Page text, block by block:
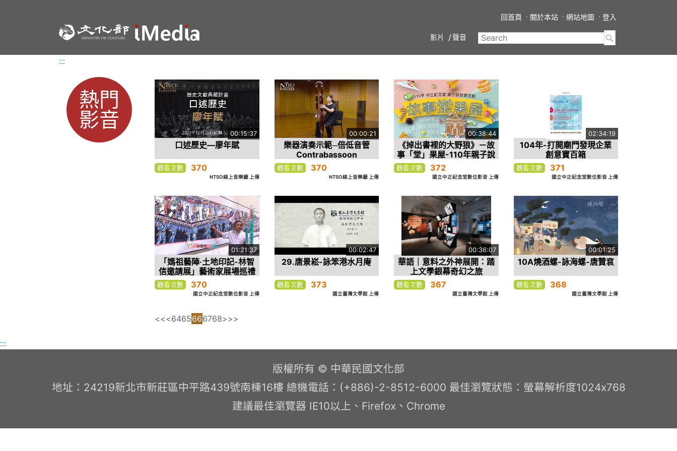
:::
回首頁 關於本站 網站地圖 登入
影片 聲音
:::
熱門
影音
00:15:37
口述歷史—廖年賦
觀看次數 370
NTSO線上音樂廳 上傳
00:00:21
樂器演奏示範─倍低音管
Contrabassoon
觀看次數 370
NTSO線上音樂廳 上傳
00:38:44
《掉出書裡的大野狼》－故
事「堂」果屋-110年親子說
故事
觀看次數 372
國立中正紀念堂數位影音 上傳
02:34:19
104年-打開廟門發現企業
創意寶百箱
觀看次數 371
國立中正紀念堂數位影音 上傳
01:21:37
「媽祖藝陣‧土地印記-林智
信邀請展」藝術家展場巡禮
觀看次數 370
國立中正紀念堂數位影音 上傳
00:02:47
29.唐景崧-詠笨港水月庵
觀看次數 373
國立臺灣文學館 上傳
00:36:07
華語｜意料之外神展開：踏
上文學銀幕奇幻之旅
觀看次數 367
國立臺灣文學館 上傳
00:01:25
10A燒酒螺-詠海螺-唐贊袞
觀看次數 368
國立臺灣文學館 上傳
<<<6465666768>>>
:::
版權所有 © 中華民國文化部
地址：24219新北市新莊區中平路439號南棟16樓 總機電話：(+886)-2-8512-6000 最佳瀏覽狀態：螢幕解析度1024x768
建議最佳瀏覽器 IE10以上、Firefox、Chrome